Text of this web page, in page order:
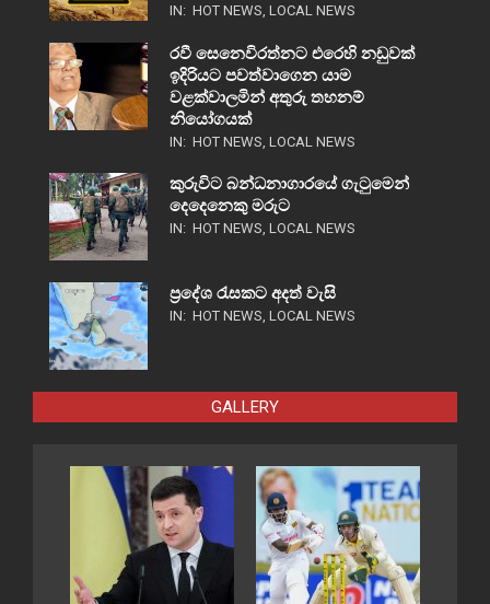
IN: HOT NEWS, LOCAL NEWS
රවී සෙනෙවිරත්නට එරෙහි නඩුවක්
ඉදිරියට පවත්වාගෙන යාම
වළක්වාලමින් අතුරු තහනම්
නියෝගයක්
IN: HOT NEWS, LOCAL NEWS
කුරුවිට බන්ධනාගාරයේ ගැටුමෙන්
දෙදෙනෙකු මරුට
IN: HOT NEWS, LOCAL NEWS
ප්‍රදේශ රැසකට අදත් වැසි
IN: HOT NEWS, LOCAL NEWS
GALLERY